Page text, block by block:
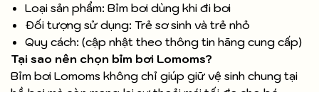
Loại sản phẩm: Bỉm bơi dùng khi đi bơi
Đối tượng sử dụng: Trẻ sơ sinh và trẻ nhỏ
Quy cách: (cập nhật theo thông tin hãng cung cấp)
Tại sao nên chọn bỉm bơi Lomoms?
Bỉm bơi Lomoms không chỉ giúp giữ vệ sinh chung tại